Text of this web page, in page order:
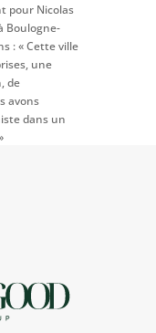
pour Nicolas
Boulogne-
: « Cette ville
une
de
avons
dans un